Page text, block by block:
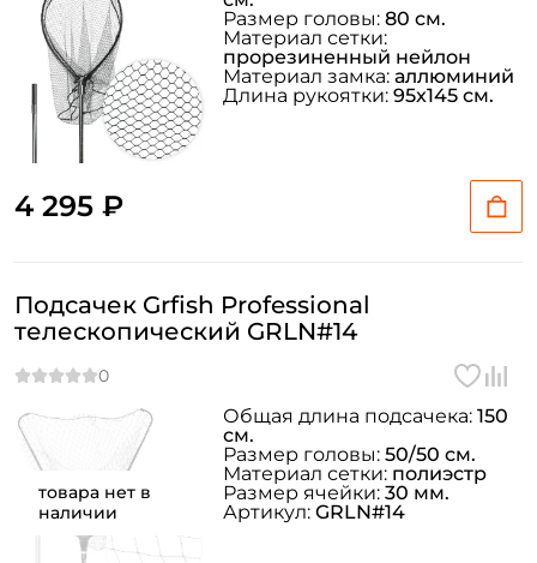
4 295 ₽
Размер головы: 80 см.
Материал сетки:
прорезиненный нейлон
Материал замка: аллюминий
Длина рукоятки: 95x145 см.
товара нет в
наличии
Подсачек Grfish Professional
телескопический GRLN#14
Общая длина подсачека: 150
см.
Размер головы: 50/50 см.
Материал сетки: полиэстр
Размер ячейки: 30 мм.
Артикул: GRLN#14